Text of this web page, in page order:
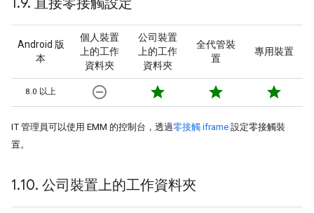
Android 版
本
個人裝置
上的工作
資料夾
公司裝置
上的工作
資料夾
全代管裝
置
專用裝置
8.0 以上 remove_circle_outline star star star
IT 管理員可以使用 EMM 的控制台，透過零接觸 iframe 設定零接觸裝
置。
1.10. 公司裝置上的工作資料夾